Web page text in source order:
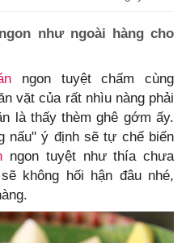
ngon như ngoài hàng cho
ngon tuyệt chấm cùng
vặt của rất nhìu nàng phải
là thấy thèm ghê gớm ấy.
nấu" ý định sẽ tự chế biến
ngon tuyệt như thía chưa
không hối hận đâu nhé,